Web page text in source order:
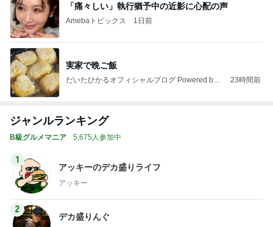
「痛々しい」執行猶予中の近影に心配の声
Amebaトピックス 1日前
実家で晩ご飯
だいたひかるオフィシャルブログ Powered by
23時間前
ジャンルランキング
B級グルメマニア 5,675人参加中
1
アッキーのデカ盛りライフ
アッキー
2
デカ盛りんぐ